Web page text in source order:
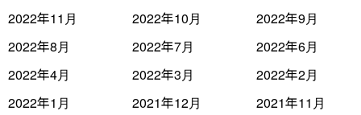
2022年11月
2022年10月
2022年9月
2022年8月
2022年7月
2022年6月
2022年4月
2022年3月
2022年2月
2022年1月
2021年12月
2021年11月